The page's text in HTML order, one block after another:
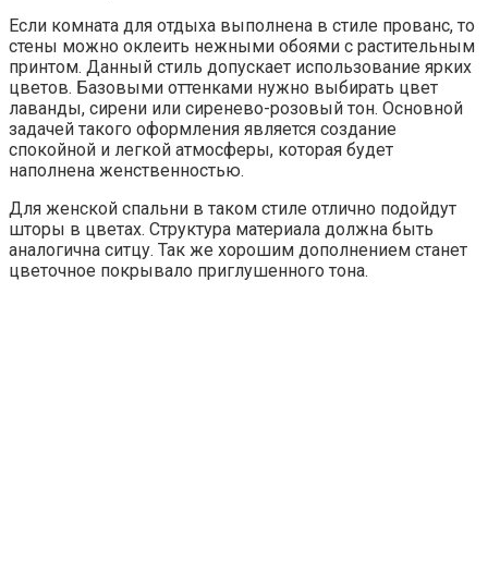
Если комната для отдыха выполнена в стиле прованс, то
стены можно оклеить нежными обоями с растительным
принтом. Данный стиль допускает использование ярких
цветов. Базовыми оттенками нужно выбирать цвет
лаванды, сирени или сиренево-розовый тон. Основной
задачей такого оформления является создание
спокойной и легкой атмосферы, которая будет
наполнена женственностью.
Для женской спальни в таком стиле отлично подойдут
шторы в цветах. Структура материала должна быть
аналогична ситцу. Так же хорошим дополнением станет
цветочное покрывало приглушенного тона.